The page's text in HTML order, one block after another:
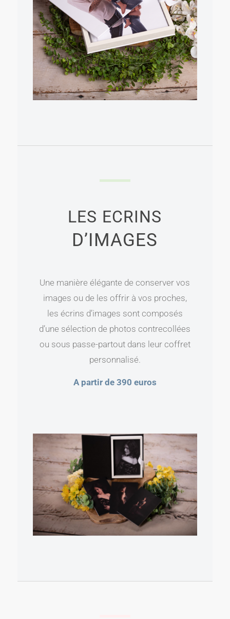
LES ECRINS
D’IMAGES
Une manière élé­gante de conser­ver vos
images ou de les offrir à vos proches,
les écrins d’i­mages sont com­po­sés
d’une sélec­tion de pho­tos contre­col­lées
ou sous passe-partout dans leur cof­fret
personnalisé.
A par­tir de 390 euros